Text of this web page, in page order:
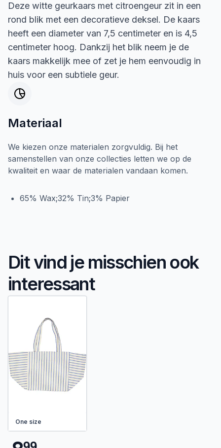
Deze witte geurkaars met citroengeur zit in een
rond blik met een decoratieve deksel. De kaars
heeft een diameter van 7,5 centimeter en is 4,5
centimeter hoog. Dankzij het blik neem je de
kaars makkelijk mee of zet je hem eenvoudig in
huis voor een subtiele geur.
Materiaal
We kiezen onze materialen zorgvuldig. Bij het
samenstellen van onze collecties letten we op de
kwaliteit en waar de materialen vandaan komen.
65% Wax;32% Tin;3% Papier
Dit vind je misschien ook
interessant
One size